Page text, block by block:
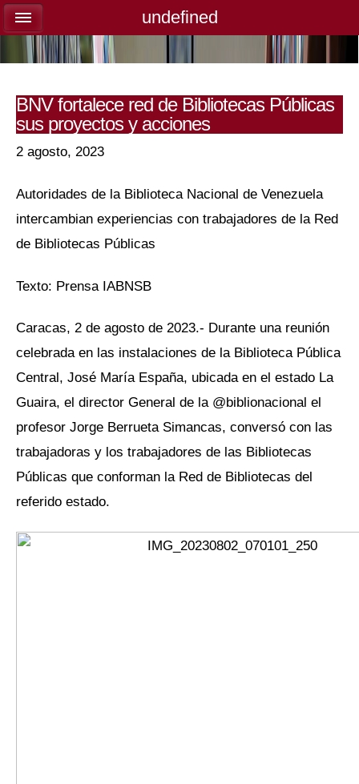
BNV fortalece red de Bibliotecas Públicas
sus proyectos y acciones
2 agosto, 2023
Autoridades de la Biblioteca Nacional de Venezuela
intercambian experiencias con trabajadores de la Red
de Bibliotecas Públicas
Texto: Prensa IABNSB
Caracas, 2 de agosto de 2023.- Durante una reunión
celebrada en las instalaciones de la Biblioteca Pública
Central, José María España, ubicada en el estado La
Guaira, el director General de la @biblionacional el
profesor Jorge Berrueta Simancas, conversó con las
trabajadoras y los trabajadores de las Bibliotecas
Públicas que conforman la Red de Bibliotecas del
referido estado.
undefined
undefined